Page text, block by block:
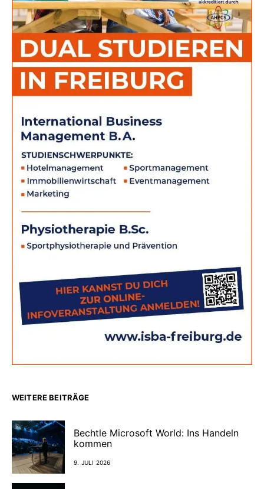
WEITERE BEITRÄGE
Bechtle Microsoft World: Ins Handeln
kommen
9. JULI 2026